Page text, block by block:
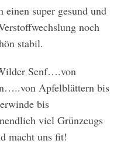
super gesund und
noch
stabil.
Senf….von
Apfelblättern bis
bis
viel Grünzeugs
macht uns fit!